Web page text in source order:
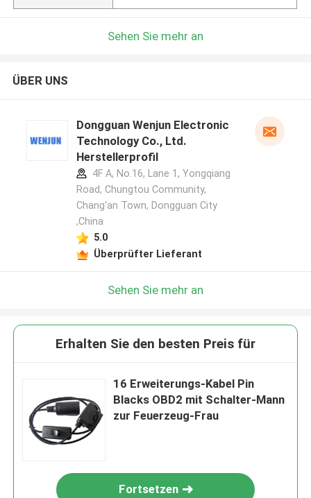
Sehen Sie mehr an
ÜBER UNS
Dongguan Wenjun Electronic
Technology Co., Ltd.
Herstellerprofil
4F A, No.16, Lane 1, Yongqiang
Road, Chungtou Community,
Chang'an Town, Dongguan City
,China
5.0
Überprüfter Lieferant
Sehen Sie mehr an
Erhalten Sie den besten Preis für
16 Erweiterungs-Kabel Pin
Blacks OBD2 mit Schalter-Mann
zur Feuerzeug-Frau
Fortsetzen